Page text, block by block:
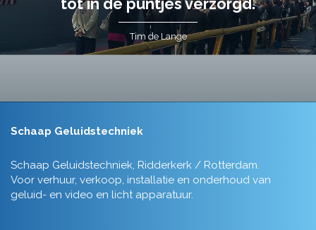
tot in de puntjes verzorgd.
Tim de Lange
Schaap Geluidstechniek
Schaap Geluidstechniek, Ridderkerk / Rotterdam.
Voor verhuur, verkoop, installatie en onderhoud van
geluid- en video en licht apparatuur.